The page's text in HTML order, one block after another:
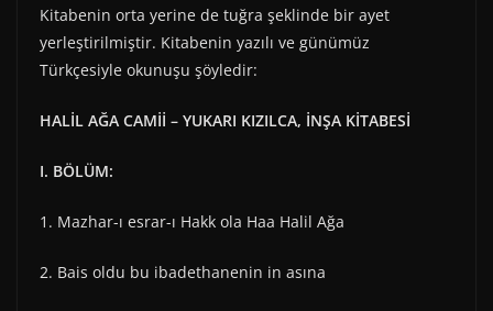
Kitabenin orta yerine de tuğra şeklinde bir ayet
yerleştirilmiştir. Kitabenin yazılı ve günümüz
Türkçesiyle okunuşu şöyledir:
HALİL AĞA CAMİİ – YUKARI KIZILCA, İNŞA KİTABESİ
I. BÖLÜM:
1. Mazhar-ı esrar-ı Hakk ola Haa Halil Ağa
2. Bais oldu bu ibadethanenin in asına